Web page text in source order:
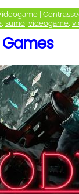
, sumo, videogame,